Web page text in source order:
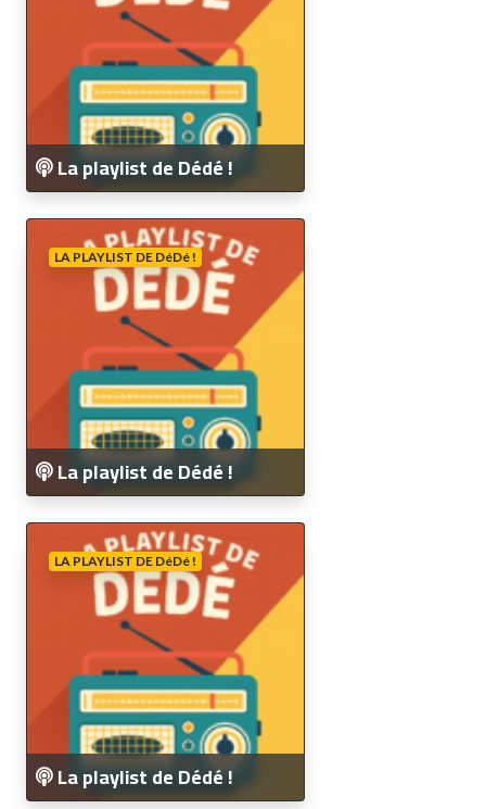
La playlist de Dédé !
LA PLAYLIST DE DéDé !
La playlist de Dédé !
LA PLAYLIST DE DéDé !
La playlist de Dédé !